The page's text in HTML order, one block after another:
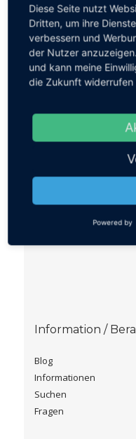
Gefunden 1 listing
Fachklinik
Adresse:
view
0971 84-
Information /
Blog
Informationen
Suchen
Fragen
Diese Seite nutzt
Dritten, um ihre
verbessern und
der Nutzer
und kann meine
die Zukunft widerrufen
Powered by